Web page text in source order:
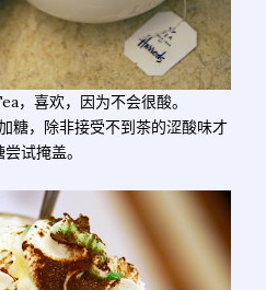
，喜欢，因为不会很酸。
糖，除非接受不到茶的涩酸味才
试掩盖。